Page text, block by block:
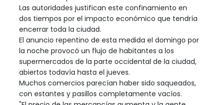
Las autoridades justifican este confinamiento en
dos tiempos por el impacto económico que tendría
encerrar toda la ciudad.
El anuncio repentino de esta medida el domingo por
la noche provocó un flujo de habitantes a los
supermercados de la parte occidental de la ciudad,
abiertos todavía hasta el jueves.
Muchos comercios parecían haber sido saqueados,
con estantes y pasillos completamente vacíos.